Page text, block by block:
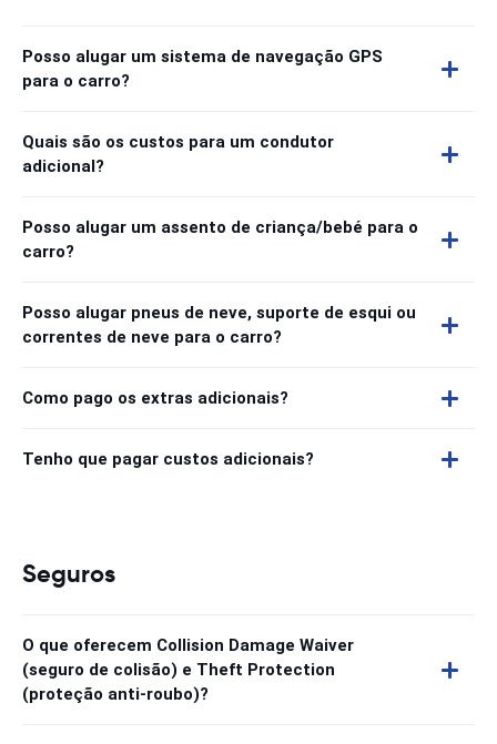
Posso alugar um sistema de navegação GPS
para o carro?
Quais são os custos para um condutor
adicional?
Posso alugar um assento de criança/bebé para o
carro?
Posso alugar pneus de neve, suporte de esqui ou
correntes de neve para o carro?
Como pago os extras adicionais?
Tenho que pagar custos adicionais?
Seguros
O que oferecem Collision Damage Waiver
(seguro de colisão) e Theft Protection
(proteção anti-roubo)?